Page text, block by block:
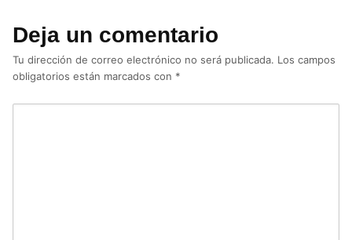
Deja un comentario
Tu dirección de correo electrónico no será publicada. Los campos
obligatorios están marcados con *